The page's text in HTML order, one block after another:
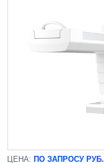
ЦЕНА: ПО ЗАПРОСУ РУБ.